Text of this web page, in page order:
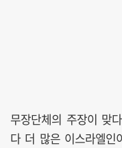
무장단체의 주장이 맞
다 더 많은 이스라엘인